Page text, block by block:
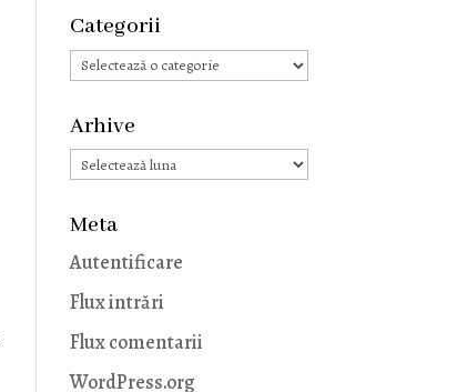
Categorii
Categorii
Arhive
Arhive
Meta
Autentificare
Flux intrări
Flux comentarii
WordPress.org